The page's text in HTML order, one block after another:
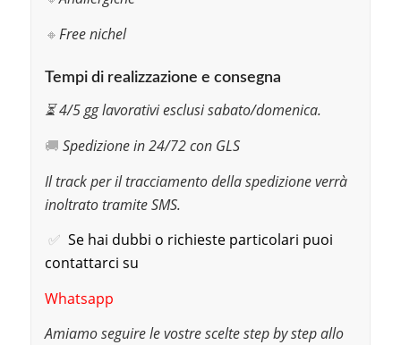
🔸Free nichel
Tempi di realizzazione e consegna
⏳ 4/5 gg lavorativi esclusi sabato/domenica.
🚚 Spedizione in 24/72 con GLS
Il track per il tracciamento della spedizione verrà
inoltrato tramite SMS.
✅ Se hai dubbi o richieste particolari puoi
contattarci su
Whatsapp
Amiamo seguire le vostre scelte step by step allo